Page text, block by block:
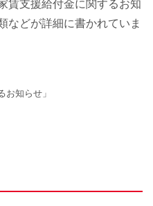
賃支援給付金に関するお知
などが詳細に書かれていま
お知らせ」